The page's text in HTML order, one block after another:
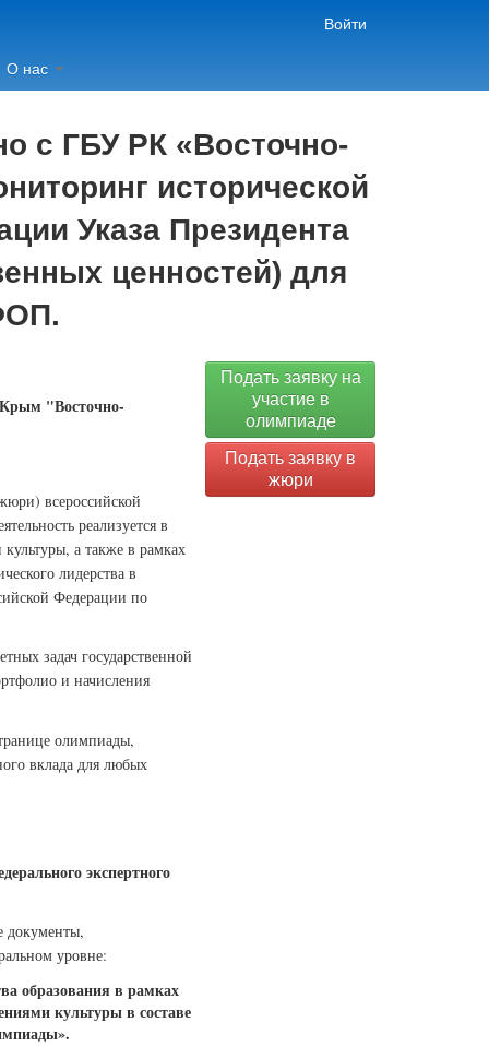
Войти
О нас
с ГБУ РК «Восточно-
исторической
Указа Президента
ценностей) для
Крым "Восточно-
всероссийской
реализуется в
а также в рамках
лидерства в
Федерации по
задач государственной
и начисления
олимпиады,
вклада для любых
экспертного
документы,
уровне:
образования в рамках
культуры в составе
Подать заявку на
участие в
олимпиаде
Подать заявку в
жюри